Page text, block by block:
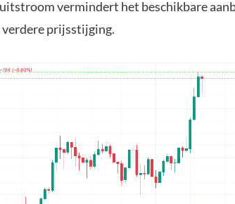
vermindert het beschikbare
verdere prijsstijging.